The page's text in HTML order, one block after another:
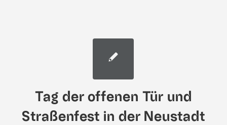
Tag der offenen Tür und
Straßenfest in der Neustadt